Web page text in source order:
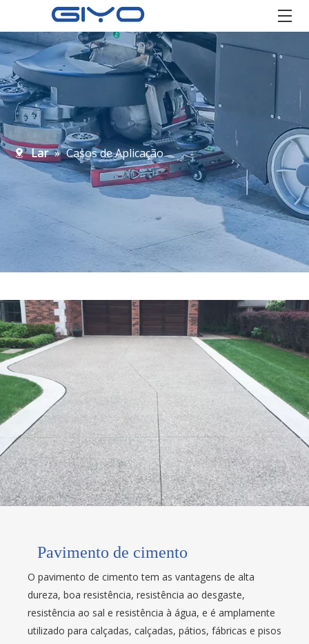
Lar » Casos de Aplicação
Pavimento de cimento
O pavimento de cimento tem as vantagens de alta
dureza, boa resistência, resistência ao desgaste,
resistência ao sal e resistência à água, e é amplamente
utilizado para calçadas, calçadas, pátios, fábricas e pisos